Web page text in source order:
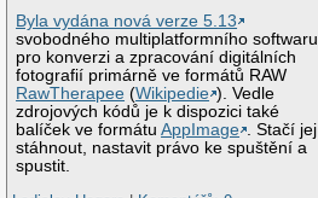
Byla vydána nová verze 5.13
svobodného multiplatformního softwaru
pro konverzi a zpracování digitálních
fotografií primárně ve formátů RAW
RawTherapee (Wikipedie ). Vedle
zdrojových kódů je k dispozici také
balíček ve formátuAppImage
. Stačí jej
stáhnout, nastavit právo ke spuštění a
spustit.